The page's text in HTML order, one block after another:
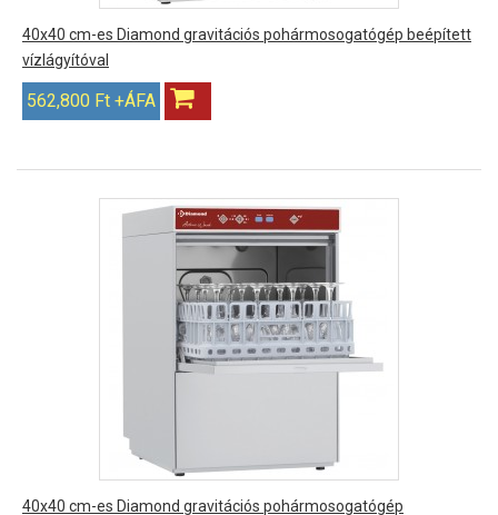
40x40 cm-es Diamond gravitációs pohármosogatógép beépített
vízlágyítóval
562,800 Ft +ÁFA
40x40 cm-es Diamond gravitációs pohármosogatógép